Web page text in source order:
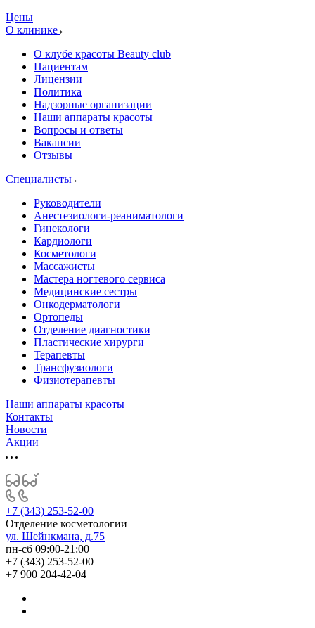
Цены
О клинике
О клубе красоты Beauty club
Пациентам
Лицензии
Политика
Надзорные организации
Наши аппараты красоты
Вопросы и ответы
Вакансии
Отзывы
Специалисты
Руководители
Анестезиологи-реаниматологи
Гинекологи
Кардиологи
Косметологи
Массажисты
Мастера ногтевого сервиса
Медицинские сестры
Онкодерматологи
Ортопеды
Отделение диагностики
Пластические хирурги
Терапевты
Трансфузиологи
Физиотерапевты
Наши аппараты красоты
Контакты
Новости
Акции
+7 (343) 253-52-00
Отделение косметологии
ул. Шейнкмана, д.75
пн-сб 09:00-21:00
+7 (343) 253-52-00
+7 900 204-42-04